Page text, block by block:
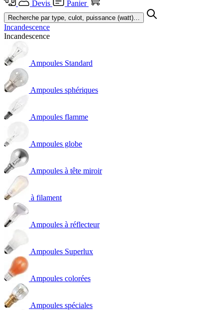
Devis Panier
Incandescence
Incandescence
Ampoules Standard
Ampoules sphériques
Ampoules flamme
Ampoules globe
Ampoules à tête miroir
à filament
Ampoules à réflecteur
Ampoules Superlux
Ampoules colorées
Ampoules spéciales